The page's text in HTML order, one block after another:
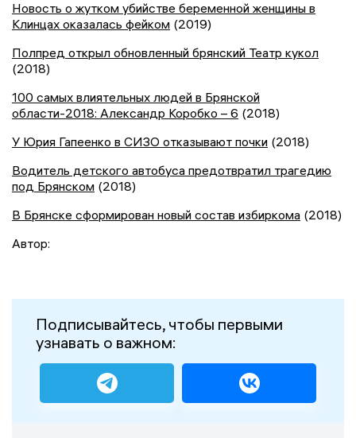
Новость о жутком убийстве беременной женщины в
Клинцах оказалась фейком (2019)
Полпред открыл обновленный брянский Театр кукол
(2018)
100 самых влиятельных людей в Брянской
области-2018: Александр Коробко – 6 (2018)
У Юрия Гапеенко в СИЗО отказывают почки (2018)
Водитель детского автобуса предотвратил трагедию
под Брянском (2018)
В Брянске сформирован новый состав избиркома (2018)
Автор:
Подписывайтесь, чтобы первыми
узнавать о важном: